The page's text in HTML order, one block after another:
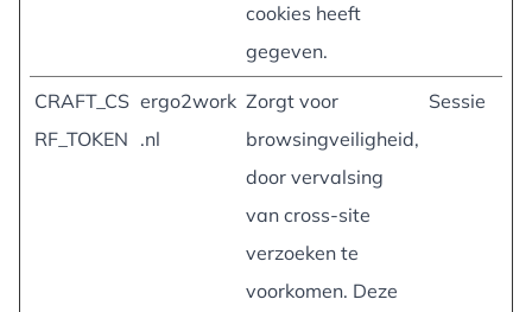
cookies heeft
gegeven.
CRAFT_CS
RF_TOKEN
ergo2work
.nl
Zorgt voor
browsingveiligheid,
door vervalsing
van cross-site
verzoeken te
voorkomen. Deze
Sessie